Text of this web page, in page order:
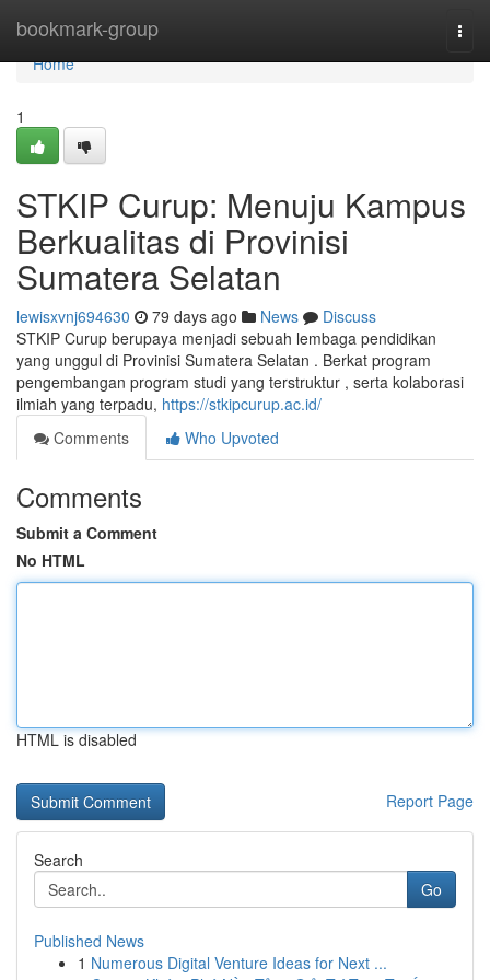
bookmark-group
Home
Home
1
STKIP Curup: Menuju Kampus
Berkualitas di Provinisi
Sumatera Selatan
lewisxvnj694630 79 days ago News
Discuss
STKIP Curup berupaya menjadi sebuah lembaga pendidikan
yang unggul di Provinisi Sumatera Selatan . Berkat program
pengembangan program studi yang terstruktur , serta kolaborasi
ilmiah yang terpadu, https://stkipcurup.ac.id/
Comments
Who Upvoted
Comments
Submit a Comment
No HTML
HTML is disabled
Report Page
Search
Go
Published News
1 Numerous Digital Venture Ideas for Next ...